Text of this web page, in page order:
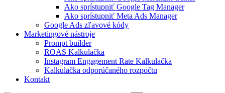
Ako sprístupniť Google Tag Manager​
Ako sprístupniť Meta Ads Manager​
Google Ads zľavové kódy
Marketingové nástroje
Prompt builder
ROAS Kalkulačka
Instagram Engagement Rate Kalkulačka
Kalkulačka odporúčaného rozpočtu
Kontakt